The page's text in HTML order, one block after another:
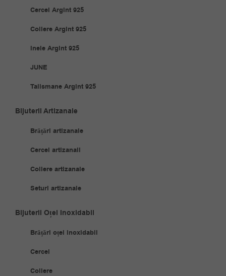
Cercei Argint 925
Coliere Argint 925
Inele Argint 925
JUNE
Talismane Argint 925
Bijuterii Artizanale
Brățări artizanale
Cercei artizanali
Coliere artizanale
Seturi artizanale
Bijuterii Oțel Inoxidabil
Brățări oțel inoxidabil
Cercei
Coliere